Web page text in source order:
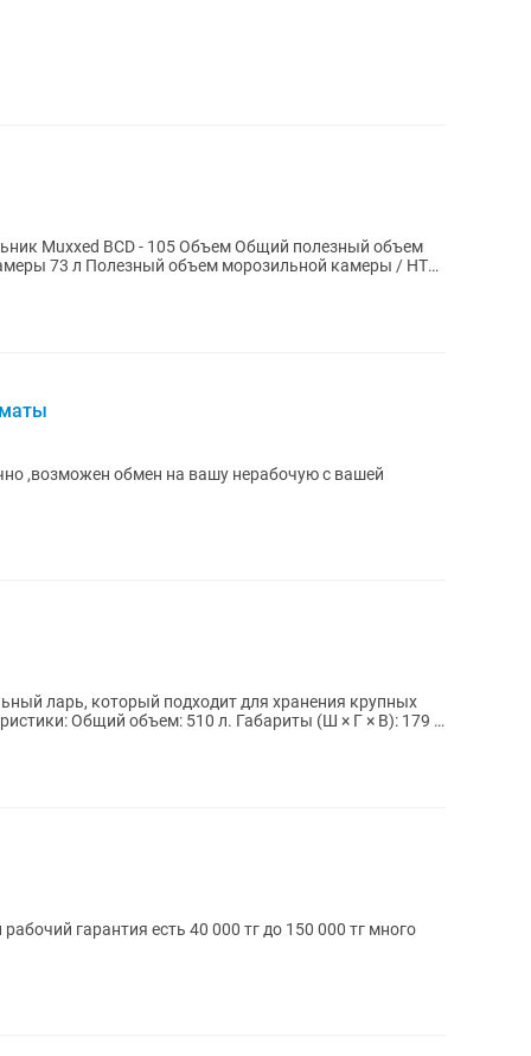
73 л Полезный объем морозильной камеры / НТО
,возможен обмен на вашу нерабочую с вашей
ларь, который подходит для хранения крупных
гарантия есть 40 000 тг до 150 000 тг много